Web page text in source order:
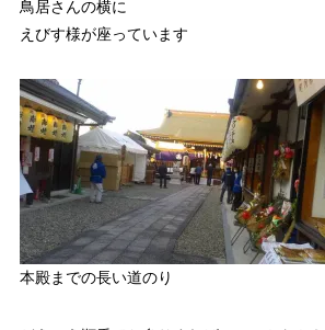
鳥居さんの横に
えびす様が座っています
本殿までの長い道のり